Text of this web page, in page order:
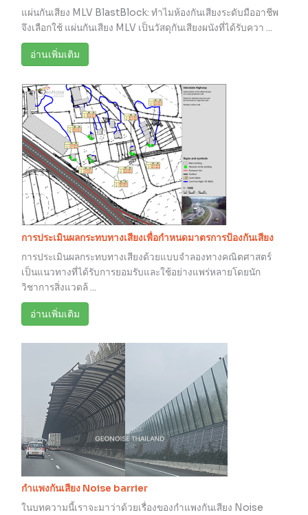
แผ่นกันเสียง MLV BlastBlock: ทำไมห้องกันเสียงระดับมืออาชีพ
จึงเลือกใช้ แผ่นกันเสียง MLV เป็นวัสดุกันเสียงผนังที่ได้รับควา ...
อ่านเพิ่มเติม
การประเมินผลกระทบทางเสียงเพื่อกำหนดมาตรการป้องกันเสียง
การประเมินผลกระทบทางเสียงด้วยแบบจำลองทางคณิตศาสตร์
เป็นแนวทางที่ได้รับการยอมรับและใช้อย่างแพร่หลายโดยนัก
วิชาการสิ่งแวดล้ ...
อ่านเพิ่มเติม
กำแพงกันเสียง Noise barrier
ในบทความนี้เราจะมาว่าด้วยเรื่องของกำแพงกันเสียง Noise